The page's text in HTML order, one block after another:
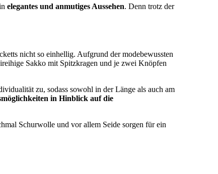
elegantes und anmutiges Aussehen. Denn trotz der
nicht so einhellig. Aufgrund der modebewussten
Sakko mit Spitzkragen und je zwei Knöpfen
zu, sodass sowohl in der Länge als auch am
in Hinblick auf die
Schurwolle und vor allem Seide sorgen für ein